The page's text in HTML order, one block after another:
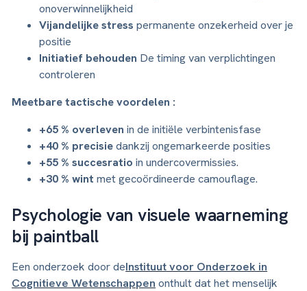
onoverwinnelijkheid
Vijandelijke stress permanente onzekerheid over je
positie
Initiatief behouden De timing van verplichtingen
controleren
Meetbare tactische voordelen :
+65 % overleven in de initiële verbintenisfase
+40 % precisiedankzij ongemarkeerde posities
+55 % succesratio in undercovermissies.
+30 % wint met gecoördineerde camouflage.
Psychologie van visuele waarneming
bij paintball
Een onderzoek door deInstituut voor Onderzoek in
Cognitieve Wetenschappen onthult dat het menselijk